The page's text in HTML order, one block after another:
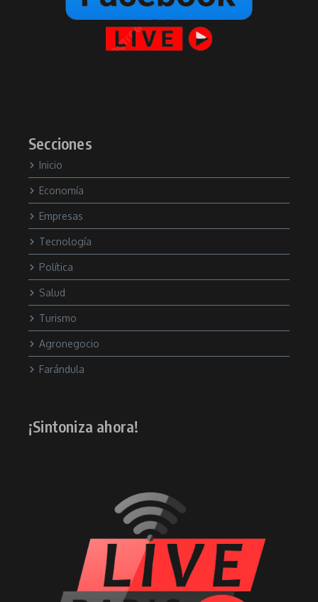
Secciones
Inicio
Economía
Empresas
Tecnología
Política
Salud
Turismo
Agronegocio
Farándula
¡Sintoniza ahora!